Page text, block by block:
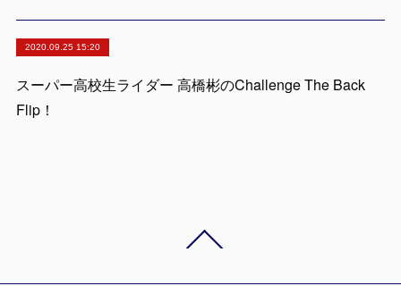
2020.09.25 15:20
スーパー高校生ライダー 高橋彬のChallenge The Back
Flip！